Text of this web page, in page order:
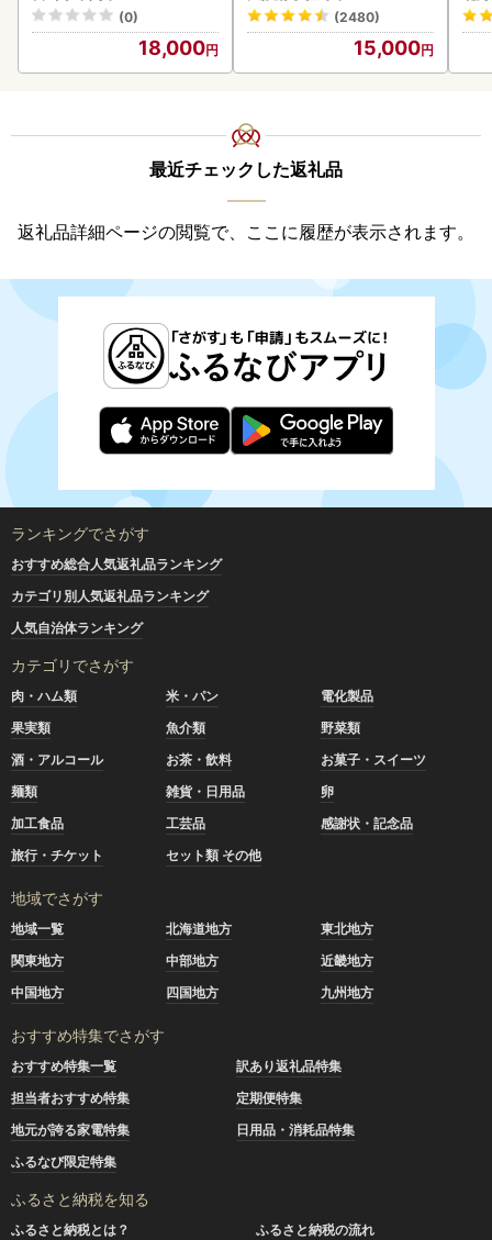
-009-2609 (0)
18,000
(2480)
15,000
最近チェックした返礼品
返礼品詳細ページの閲覧で、ここに履歴が表示されます。
ランキングでさがす
おすすめ総合人気返礼品ランキング
カテゴリ別人気返礼品ランキング
人気自治体ランキング
カテゴリでさがす
肉・ハム類 米・パン
電化製品
果実類
魚介類
野菜類
酒・アルコール
お茶・飲料
お菓子・スイーツ
麺類
雑貨・日用品
卵
加工食品
工芸品
感謝状・記念品
旅行・チケット
セット類 その他
地域でさがす
地域一覧 北海道地方
東北地方
関東地方
中部地方
近畿地方
中国地方
四国地方 九州地方
おすすめ特集でさがす
おすすめ特集一覧
訳あり返礼品特集
担当者おすすめ特集
定期便特集
地元が誇る家電特集
日用品・消耗品特集
ふるなび限定特集
ふるさと納税を知る
ふるさと納税とは？
ふるさと納税の流れ